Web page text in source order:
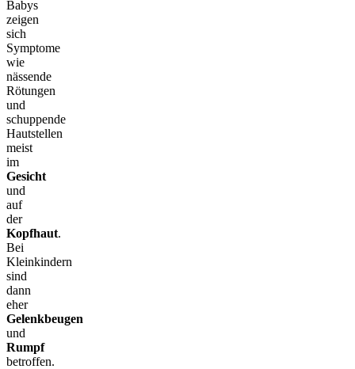
Babys
zeigen
sich
Symptome
wie
nässende
Rötungen
und
schuppende
Hautstellen
meist
im
Gesicht
und
auf
der
Kopfhaut.
Bei
Kleinkindern
sind
dann
eher
Gelenkbeugen
und
Rumpf
betroffen.